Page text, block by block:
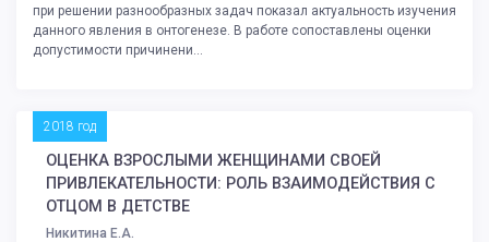
при решении разнообразных задач показал актуальность изучения
данного явления в онтогенезе. В работе сопоставлены оценки
допустимости причинени...
2018 год
ОЦЕНКА ВЗРОСЛЫМИ ЖЕНЩИНАМИ СВОЕЙ
ПРИВЛЕКАТЕЛЬНОСТИ: РОЛЬ ВЗАИМОДЕЙСТВИЯ С
ОТЦОМ В ДЕТСТВЕ
Никитина Е.А.